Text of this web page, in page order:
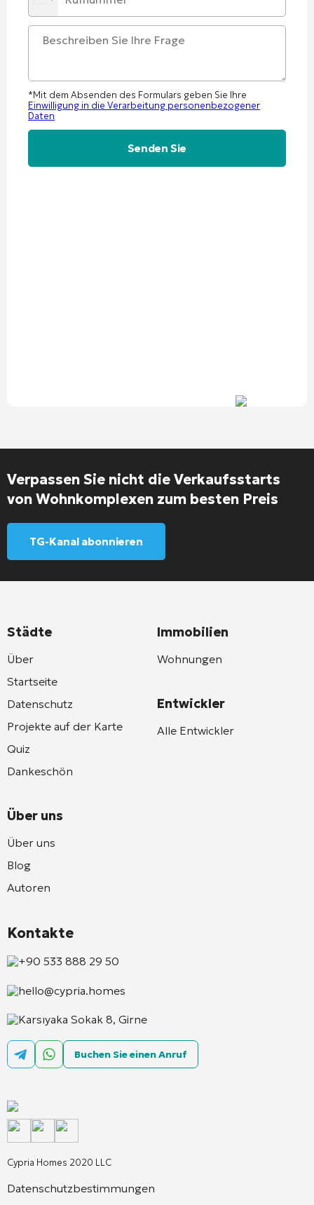
*Mit dem Absenden des Formulars geben Sie Ihre
Einwilligung in die Verarbeitung personenbezogener
Daten
Verpassen Sie nicht die Verkaufsstarts
von Wohnkomplexen zum besten Preis
TG-Kanal abonnieren
Cypria Homes 2020 LLC
Datenschutzbestimmungen
Städte
Über
Startseite
Datenschutz
Projekte auf der Karte
Quiz
Dankeschön
Über uns
Über uns
Blog
Autoren
Immobilien
Wohnungen
Entwickler
Alle Entwickler
Kontakte
+90 533 888 29 50
hello@cypria.homes
Karsıyaka Sokak 8, Girne
Buchen Sie einen Anruf